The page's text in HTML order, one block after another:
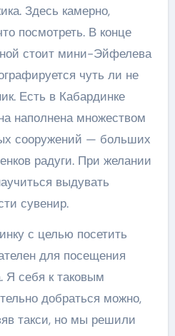
Здесь камерно,
посмотреть. В конце
стоит мини-Эйфелева
чуть ли не
Есть в Кабардинке
наполнена множеством
сооружений — больших
радуги. При желании
выдувать
сувенир.
с целью посетить
для посещения
Я себя к таковым
добраться можно,
такси, но мы решили